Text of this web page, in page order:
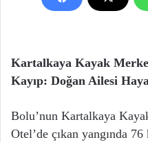
Kartalkaya Kayak
Kayıp: Doğan Ailesi
Bolu’nun Kartalkaya
Otel’de çıkan yangında